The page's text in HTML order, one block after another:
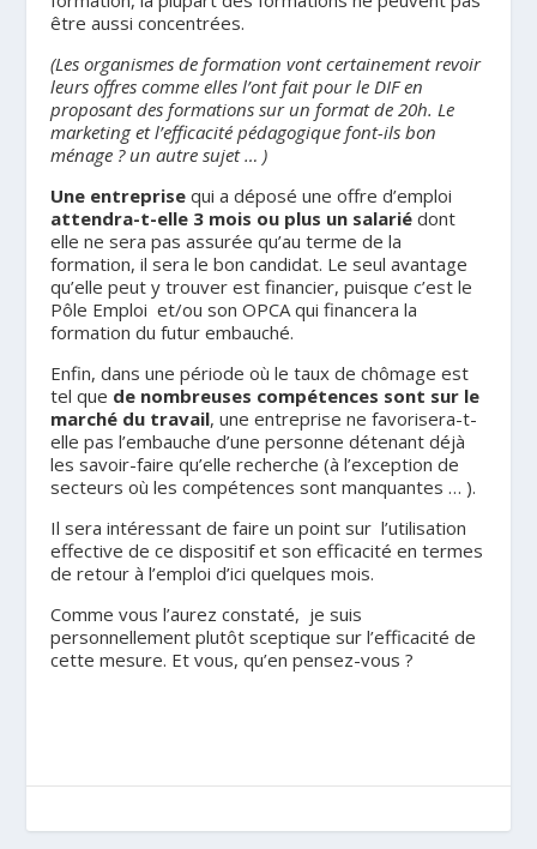
être aussi concentrées.
(Les organismes de formation vont certainement revoir
leurs offres comme elles l’ont fait pour le DIF en
proposant des formations sur un format de 20h. Le
marketing et l’efficacité pédagogique font-ils bon
ménage ? un autre sujet … )
Une entreprise qui a déposé une offre d’emploi
attendra-t-elle 3 mois ou plus un salarié dont
elle ne sera pas assurée qu’au terme de la
formation, il sera le bon candidat. Le seul avantage
qu’elle peut y trouver est financier, puisque c’est le
Pôle Emploi et/ou son OPCA qui financera la
formation du futur embauché.
Enfin, dans une période où le taux de chômage est
tel que de nombreuses compétences sont sur le
marché du travail, une entreprise ne favorisera-t-
elle pas l’embauche d’une personne détenant déjà
les savoir-faire qu’elle recherche (à l’exception de
secteurs où les compétences sont manquantes … ).
Il sera intéressant de faire un point sur l’utilisation
effective de ce dispositif et son efficacité en termes
de retour à l’emploi d’ici quelques mois.
Comme vous l’aurez constaté, je suis
personnellement plutôt sceptique sur l’efficacité de
cette mesure. Et vous, qu’en pensez-vous ?